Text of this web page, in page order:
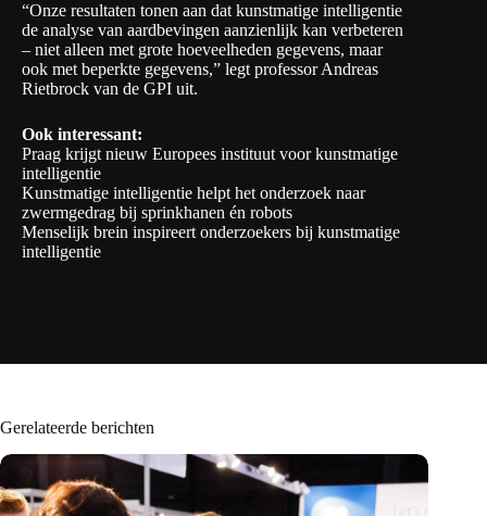
“Onze resultaten tonen aan dat kunstmatige intelligentie
de analyse van aardbevingen aanzienlijk kan verbeteren
– niet alleen met grote hoeveelheden gegevens, maar
ook met beperkte gegevens,” legt professor Andreas
Rietbrock van de GPI uit.
Ook interessant:
Praag krijgt nieuw Europees instituut voor kunstmatige
intelligentie
Kunstmatige intelligentie helpt het onderzoek naar
zwermgedrag bij sprinkhanen én robots
Menselijk brein inspireert onderzoekers bij kunstmatige
intelligentie
Gerelateerde berichten